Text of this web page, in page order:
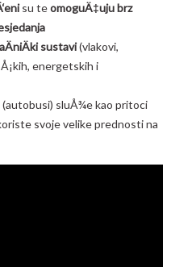
su teomoguÄ‡uju brz
sustavi(vlakovi,
energetskih i
(autobusi) sluÅ¾e kao pritoci
svoje velike prednosti na